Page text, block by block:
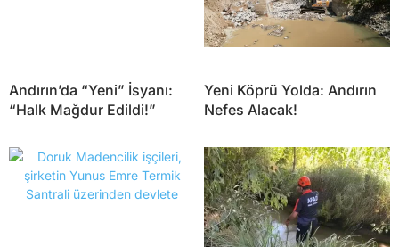
Andırın’da “Yeni” İsyanı:
“Halk Mağdur Edildi!”
Yeni Köprü Yolda: Andırın
Nefes Alacak!